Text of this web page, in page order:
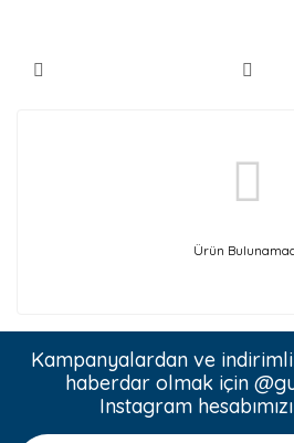
Ürün
Kampanyalardan ve
haberdar olmak için
Instagram